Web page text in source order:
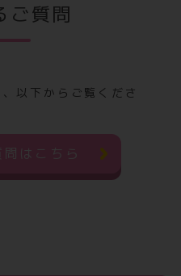
ご質問
以下からご覧くださ
はこちら